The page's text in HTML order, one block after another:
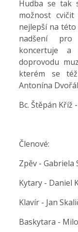
Hudba se tak
možnost
nejlepší na
nadšení pro
koncertuje
doprovodu
kterém se
Antonína
Bc. Štěpán Kříž
Členové:
Zpěv - Gabriela
Kytary - Daniel
Klavír - Jan
Baskytara -